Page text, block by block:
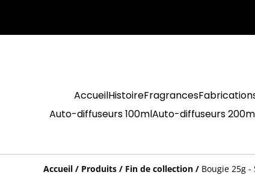
AccueilHistoireFragrances
Auto-diffuseurs 100mlAuto-diffuseurs
Accueil / Produits / Fin de collection / Bougie 25g -